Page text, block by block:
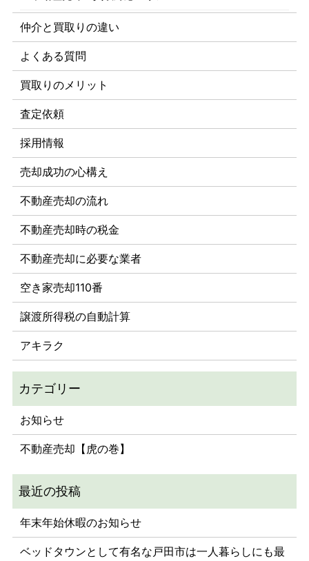
仲介と買取りの違い
よくある質問
買取りのメリット
査定依頼
採用情報
売却成功の心構え
不動産売却の流れ
不動産売却時の税金
不動産売却に必要な業者
空き家売却110番
譲渡所得税の自動計算
アキラク
お知らせ
不動産売却【虎の巻】
年末年始休暇のお知らせ
ベッドタウンとして有名な戸田市は一人暮らしにも最